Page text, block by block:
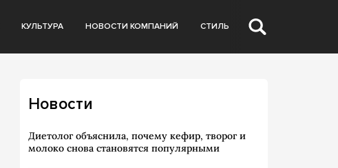
КУЛЬТУРА НОВОСТИ КОМПАНИЙ СТИЛЬ
Новости
Диетолог объяснила, почему кефир, творог и
молоко снова становятся популярными